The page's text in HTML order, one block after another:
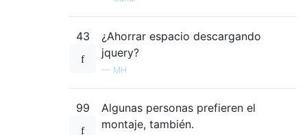
43
¿Ahorrar espacio descargando
jquery?
— MH
99
Algunas personas prefieren el
montaje, también.